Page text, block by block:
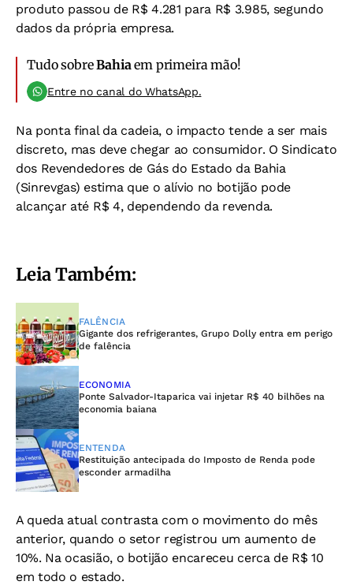
produto passou de R$ 4.281 para R$ 3.985, segundo
dados da própria empresa.
Tudo sobreBahia em primeira mão!
Entre no canal do WhatsApp.
Na ponta final da cadeia, o impacto tende a ser mais
discreto, mas deve chegar ao consumidor. O Sindicato
dos Revendedores de Gás do Estado da Bahia
(Sinrevgas) estima que o alívio no botijão pode
alcançar até R$ 4, dependendo da revenda.
Leia Também:
FALÊNCIA
Gigante dos refrigerantes, Grupo Dolly entra em perigo
de falência
ECONOMIA
Ponte Salvador-Itaparica vai injetar R$ 40 bilhões na
economia baiana
ENTENDA
Restituição antecipada do Imposto de Renda pode
esconder armadilha
A queda atual contrasta com o movimento do mês
anterior, quando o setor registrou um aumento de
10%. Na ocasião, o botijão encareceu cerca de R$ 10
em todo o estado.